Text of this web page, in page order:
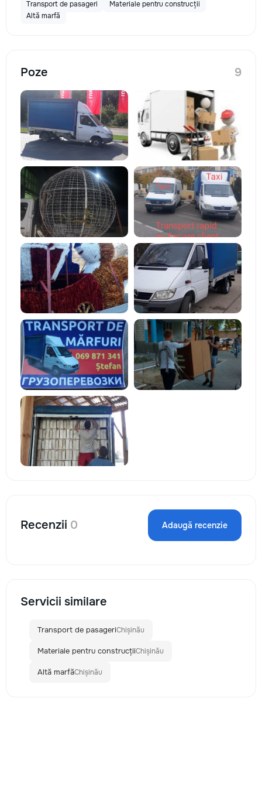
Transport de pasageri
Materiale pentru construcții
Altă marfă
Poze 9
Recenzii 0 Adaugă recenzie
Servicii similare
Transport de pasageriChișinău
Materiale pentru construcțiiChișinău
Altă marfăChișinău